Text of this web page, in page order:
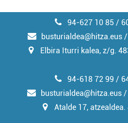
94-627 10 85 /
busturialdea@hitza.eus
Elbira Iturri kalea, z/g.
94-618 72 99 /
busturialdea@hitza.eus
Atalde 17,